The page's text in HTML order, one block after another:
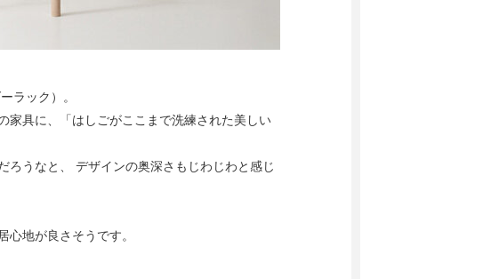
ラック）。
家具に、「はしごがここまで洗練された美しい
ろうなと、 デザインの奥深さもじわじわと感じ
心地が良さそうです。